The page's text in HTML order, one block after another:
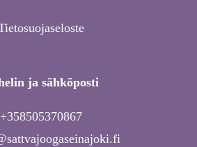
ja sähköposti
+358505370867